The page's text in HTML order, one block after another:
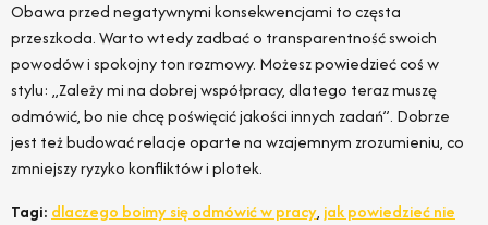
Obawa przed negatywnymi konsekwencjami to częsta
przeszkoda. Warto wtedy zadbać o transparentność swoich
powodów i spokojny ton rozmowy. Możesz powiedzieć coś w
stylu: „Zależy mi na dobrej współpracy, dlatego teraz muszę
odmówić, bo nie chcę poświęcić jakości innych zadań”. Dobrze
jest też budować relacje oparte na wzajemnym zrozumieniu, co
zmniejszy ryzyko konfliktów i plotek.
Tagi: dlaczego boimy się odmówić w pracy, jak powiedzieć nie